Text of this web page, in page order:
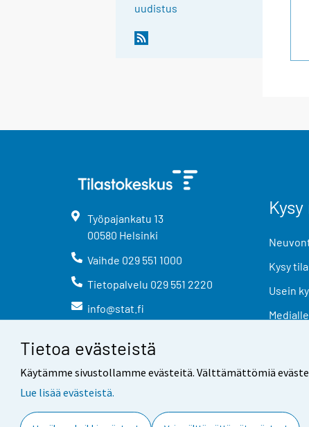
Tietoa evästeistä
Käytämme sivustollamme evästeitä. Välttämättömiä
Lue lisää evästeistä.
uudistus
Työpajankatu 13
00580 Helsinki
Vaihde 029 551 1000
Tietopalvelu 029 551 2220
info@stat.fi
Kysy
Usein
Medialle
Yhteystiedot Palaute